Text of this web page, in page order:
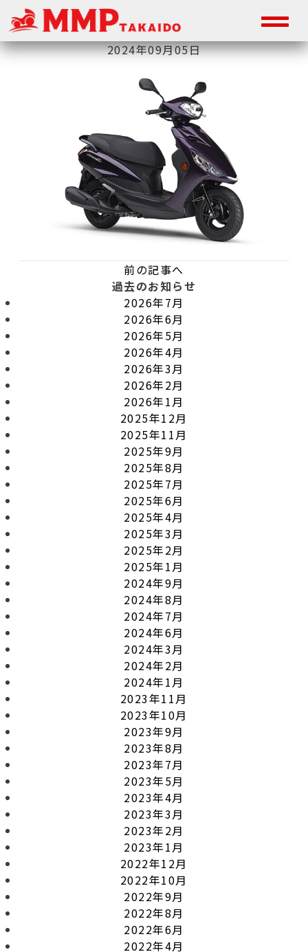
2024年09月05日
前の記事へ
過去のお知らせ
2026年7月
2026年6月
2026年5月
2026年4月
2026年3月
2026年2月
2026年1月
2025年12月
2025年11月
2025年9月
2025年8月
2025年7月
2025年6月
2025年4月
2025年3月
2025年2月
2025年1月
2024年9月
2024年8月
2024年7月
2024年6月
2024年3月
2024年2月
2024年1月
2023年11月
2023年10月
2023年9月
2023年8月
2023年7月
2023年5月
2023年4月
2023年3月
2023年2月
2023年1月
2022年12月
2022年10月
2022年9月
2022年8月
2022年6月
2022年4月